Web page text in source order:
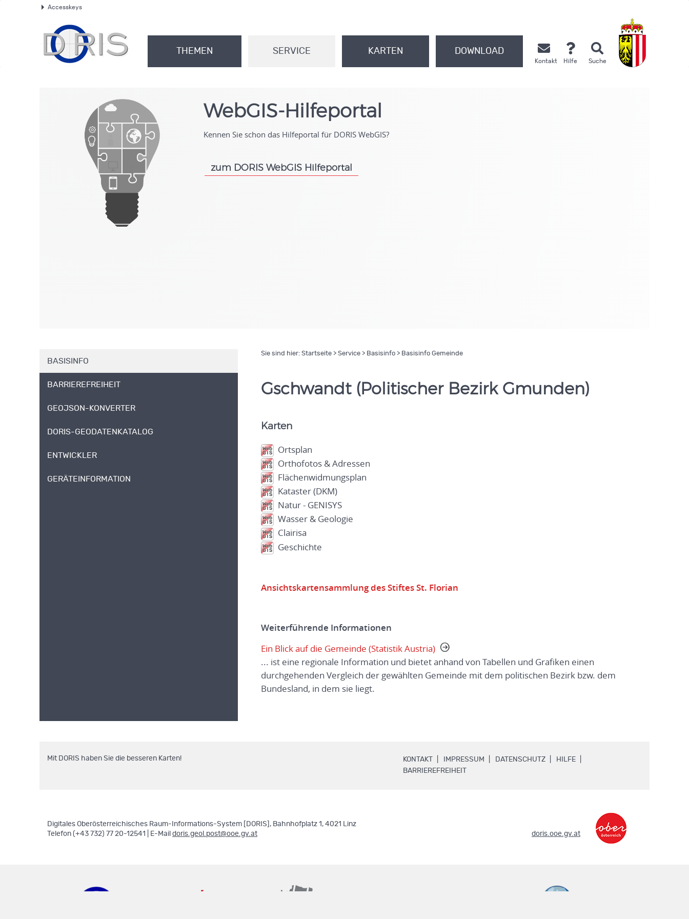
Accesskeys
THEMEN SERVICE KARTEN DOWNLOAD
Kontakt Hilfe Suche
WebGIS-Hilfeportal
Kennen Sie schon das Hilfeportal für DORIS WebGIS?
zum DORIS WebGIS Hilfeportal
BASISINFO
BARRIEREFREIHEIT
GEOJSON-KONVERTER
DORIS-GEODATENKATALOG
ENTWICKLER
GERÄTEINFORMATION
Sie sind hier: Startseite> Service> Basisinfo> Basisinfo Gemeinde
Gschwandt (Politischer Bezirk Gmunden)
Karten
Ortsplan
Orthofotos & Adressen
Flächenwidmungsplan
Kataster (DKM)
Natur - GENISYS
Wasser & Geologie
Clairisa
Geschichte
Ansichtskartensammlung des Stiftes St. Florian
Weiterführende Informationen
Ein Blick auf die Gemeinde (Statistik Austria)
... ist eine regionale Information und bietet anhand von Tabellen und Grafiken einen
durchgehenden Vergleich der gewählten Gemeinde mit dem politischen Bezirk bzw. dem
Bundesland, in dem sie liegt.
KONTAKT IMPRESSUM DATENSCHUTZ HILFE
BARRIEREFREIHEIT.
Mit DORIS haben Sie die besseren Karten!
Digitales Oberösterreichisches Raum-Informations-System [DORIS], Bahnhofplatz 1, 4021 Linz
Telefon (+43 732) 77 20-12541 | E-Mail doris.geol.post@ooe.gv.at doris.ooe.gv.at.